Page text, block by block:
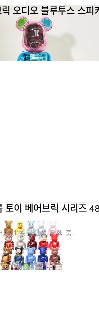
오디오 블루투스 스피
토이 베어브릭 시리즈
3+1 프로모션 진행 중.